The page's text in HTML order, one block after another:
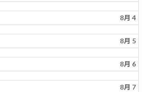
8月 4
8月 5
8月 6
8月 7